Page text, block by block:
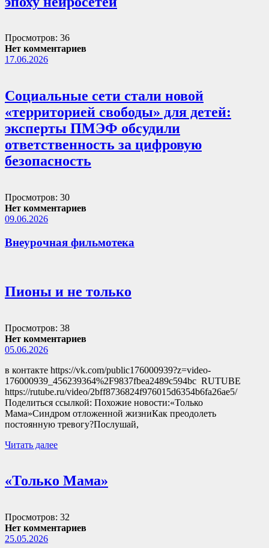
Просмотров: 36
Нет комментариев
17.06.2026
Социальные сети стали новой
«территорией свободы» для детей:
эксперты ПМЭФ обсудили
ответственность за цифровую
безопасность
Просмотров: 30
Нет комментариев
09.06.2026
Внеурочная фильмотека
Пионы и не только
Просмотров: 38
Нет комментариев
05.06.2026
в контакте https://vk.com/public176000939?z=video-
176000939_456239364%2F9837fbea2489c594bc RUTUBE
https://rutube.ru/video/2bff8736824f976015d6354b6fa26ae5/
Поделиться ссылкой: Похожие новости:«Только
Мама»Синдром отложенной жизниКак преодолеть
постоянную тревогу?Послушай,
Читать далее
«Только Мама»
Просмотров: 32
Нет комментариев
25.05.2026